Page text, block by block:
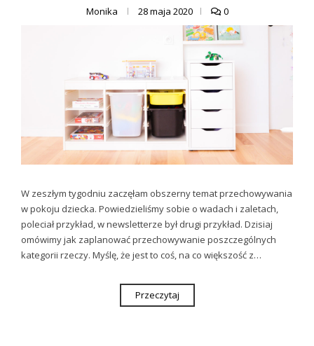
Monika 28 maja 2020 0
W zeszłym tygodniu zaczęłam obszerny temat przechowywania
w pokoju dziecka. Powiedzieliśmy sobie o wadach i zaletach,
poleciał przykład, w newsletterze był drugi przykład. Dzisiaj
omówimy jak zaplanować przechowywanie poszczególnych
kategorii rzeczy. Myślę, że jest to coś, na co większość z…
Przeczytaj